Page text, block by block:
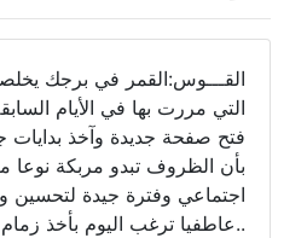
القـــوس:القمر في برجك
التي مررت بها في الأيام
فتح صفحة جديدة وآخذ بدايات
بأن الظروف تبدو مربكة نوعا
اجتماعي وفترة جيدة لتحسين
..عاطفيا ترغب اليوم بأخذ زمام